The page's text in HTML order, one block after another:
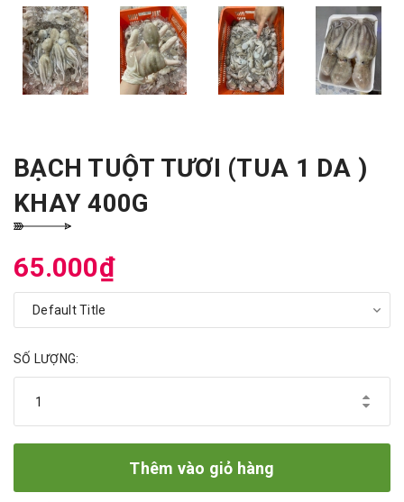
BẠCH TUỘT TƯƠI (TUA 1 DA )
KHAY 400G
65.000₫
SỐ LƯỢNG:
Thêm vào giỏ hàng